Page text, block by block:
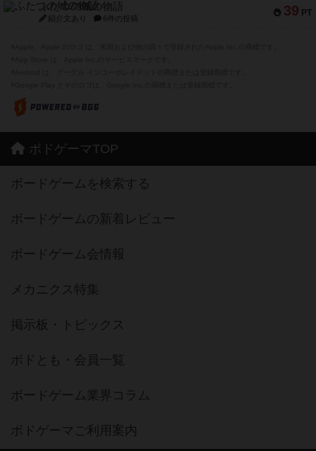
39 PT
ふたつの城の物語
紹介文あり 6件の投稿
ボドゲーマTOP
ボードゲームを検索する
ボードゲームの新着レビュー
ボードゲーム会情報
メカニクス特集
掲示板・トピックス
ボドとも・会員一覧
ボードゲーム業界コラム
ボドゲーマご利用案内